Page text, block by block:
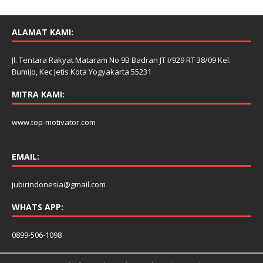
ALAMAT KAMI:
Jl. Tentara Rakyat Mataram No 9B Badran JT I/929 RT 38/09 Kel.
Bumijo, Kec Jetis Kota Yogyakarta 55231
MITRA KAMI:
www.top-motivator.com
EMAIL:
jubirindonesia@gmail.com
WHATS APP:
0899-506-1098